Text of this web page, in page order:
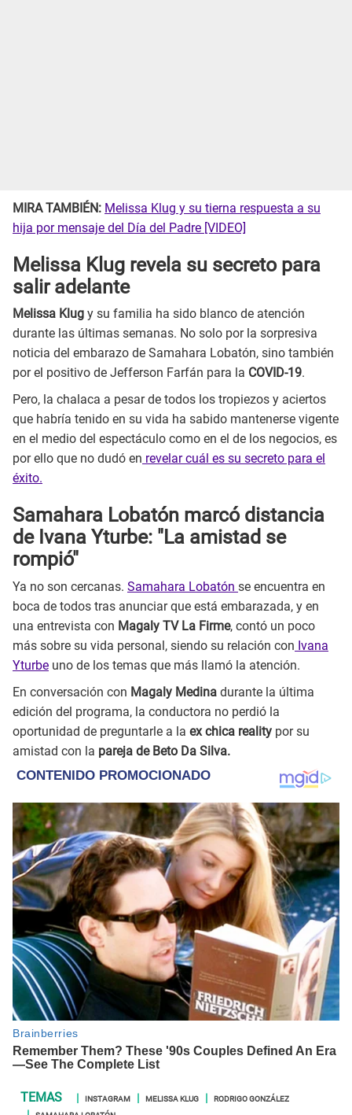
MIRA TAMBIÉN: Melissa Klug y su tierna respuesta a su
hija por mensaje del Día del Padre [VIDEO]
Melissa Klug revela su secreto para
salir adelante
Melissa Klug y su familia ha sido blanco de atención
durante las últimas semanas. No solo por la sorpresiva
noticia del embarazo de Samahara Lobatón, sino también
por el positivo de Jefferson Farfán para la COVID-19.
Pero, la chalaca a pesar de todos los tropiezos y aciertos
que habría tenido en su vida ha sabido mantenerse vigente
en el medio del espectáculo como en el de los negocios, es
por ello que no dudó en revelar cuál es su secreto para el
éxito.
Samahara Lobatón marcó distancia
de Ivana Yturbe: "La amistad se
rompió"
Ya no son cercanas. Samahara Lobatón se encuentra en
boca de todos tras anunciar que está embarazada, y en
una entrevista con Magaly TV La Firme, contó un poco
más sobre su vida personal, siendo su relación con Ivana
Yturbe uno de los temas que más llamó la atención.
En conversación con Magaly Medina durante la última
edición del programa, la conductora no perdió la
oportunidad de preguntarle a la ex chica reality por su
amistad con la pareja de Beto Da Silva.
INSTAGRAM MELISSA KLUG
RODRIGO GONZÁLEZ